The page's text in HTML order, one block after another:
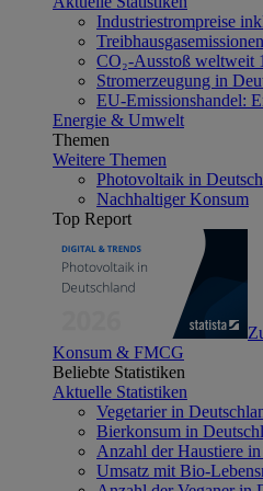
Industriestrompreise
CO₂-Ausstoß weltweit
Stromerzeugung in
EU-Emissionshandel:
Energie & Umwelt
Themen
Weitere Themen
Photovoltaik in
Nachhaltiger Konsum
Top Report
Konsum & FMCG
Beliebte Statistiken
Aktuelle Statistiken
Vegetarier in
Bierkonsum in
Anzahl der Haustiere
Umsatz mit Bio-